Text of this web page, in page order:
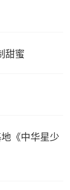
甜蜜
《中华星少